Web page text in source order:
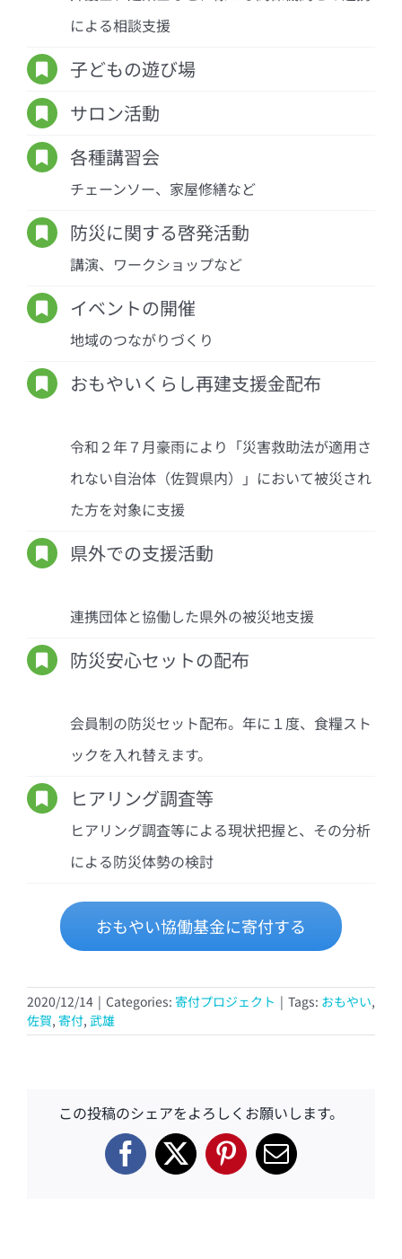
による相談支援
子どもの遊び場
サロン活動
各種講習会
チェーンソー、家屋修繕など
防災に関する啓発活動
講演、ワークショップなど
イベントの開催
地域のつながりづくり
おもやいくらし再建支援金配布
令和２年７月豪雨により「災害救助法が適用さ
れない自治体（佐賀県内）」において被災され
た方を対象に支援
県外での支援活動
連携団体と協働した県外の被災地支援
防災安心セットの配布
会員制の防災セット配布。年に１度、食糧スト
ックを入れ替えます。
ヒアリング調査等
ヒアリング調査等による現状把握と、その分析
による防災体勢の検討
おもやい協働基金に寄付する
2020/12/14 | Categories: 寄付プロジェクト | Tags: おもやい,
佐賀, 寄付, 武雄
この投稿のシェアをよろしくお願いします。
Facebook
X Pinterest
電